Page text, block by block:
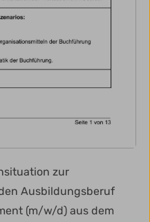
zur
Ausbildungsberuf
(m/w/d) aus dem